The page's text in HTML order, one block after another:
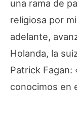
una rama de
religiosa por
adelante,
Holanda, la
Patrick Fagan:
conocimos en